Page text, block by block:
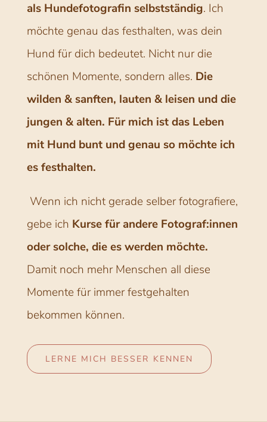
als Hundefotografin selbstständig. Ich
möchte genau das festhalten, was dein
Hund für dich bedeutet. Nicht nur die
schönen Momente, sondern alles. Die
wilden & sanften, lauten & leisen und die
jungen & alten. Für mich ist das Leben
mit Hund bunt und genau so möchte ich
es festhalten.
Wenn ich nicht gerade selber fotografiere,
gebe ich Kurse für andere Fotograf:innen
oder solche, die es werden möchte.
Damit noch mehr Menschen all diese
Momente für immer festgehalten
bekommen können.
LERNE MICH BESSER KENNEN